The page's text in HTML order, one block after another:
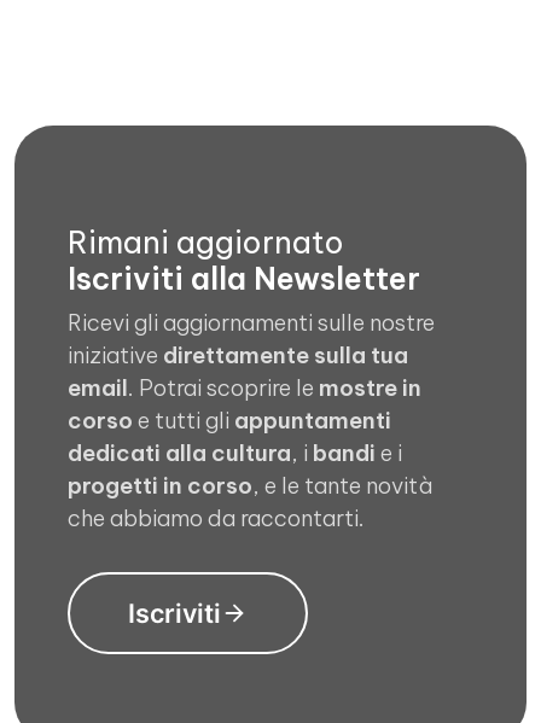
Rimani aggiornato
Iscriviti alla Newsletter
Ricevi gli aggiornamenti sulle nostre
iniziative direttamente sulla tua
email. Potrai scoprire le mostre in
corso e tutti gli appuntamenti
dedicati alla cultura, i bandi e i
progetti in corso, e le tante novità
che abbiamo da raccontarti.
Iscriviti